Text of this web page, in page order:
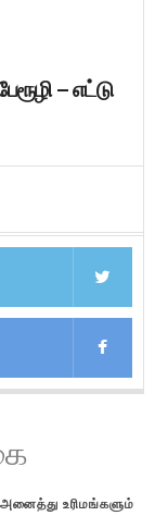
– எட்டு
உரிமங்களும்